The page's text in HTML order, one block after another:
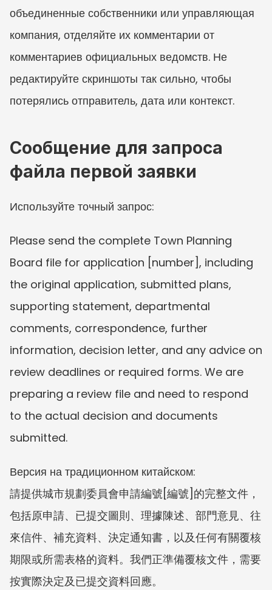
объединенные собственники или управляющая
компания, отделяйте их комментарии от
комментариев официальных ведомств. Не
редактируйте скриншоты так сильно, чтобы
потерялись отправитель, дата или контекст.
Сообщение для запроса
файла первой заявки
Используйте точный запрос:
Please send the complete Town Planning
Board file for application [number], including
the original application, submitted plans,
supporting statement, departmental
comments, correspondence, further
information, decision letter, and any advice on
review deadlines or required forms. We are
preparing a review file and need to respond
to the actual decision and documents
submitted.
Версия на традиционном китайском:
請提供城市規劃委員會申請編號[編號]的完整文件，
包括原申請、已提交圖則、理據陳述、部門意見、往
來信件、補充資料、決定通知書，以及任何有關覆核
期限或所需表格的資料。我們正準備覆核文件，需要
按實際決定及已提交資料回應。